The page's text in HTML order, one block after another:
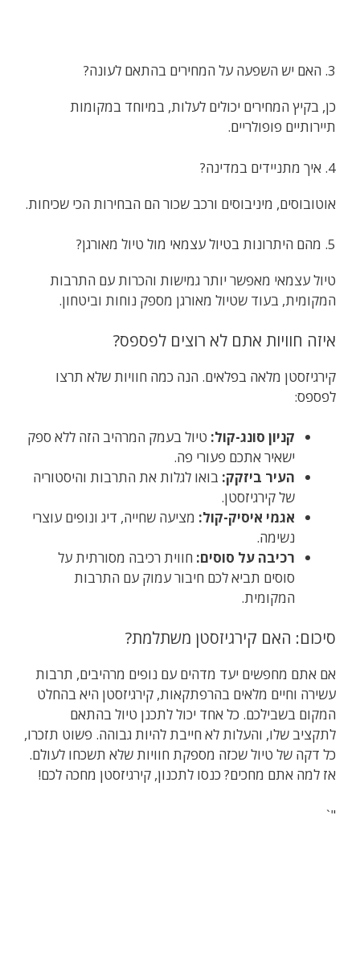
3. האם יש השפעה על המחירים בהתאם לעונה?
כן, בקיץ המחירים יכולים לעלות, במיוחד במקומות
תיירותיים פופולריים.
4. איך מתניידים במדינה?
אוטובוסים, מיניבוסים ורכב שכור הם הבחירות הכי שכיחות.
5. מהם היתרונות בטיול עצמאי מול טיול מאורגן?
טיול עצמאי מאפשר יותר גמישות והכרות עם התרבות
המקומית, בעוד שטיול מאורגן מספק נוחות וביטחון.
איזה חוויות אתם לא רוצים לפספס?
קירגיזסטן מלאה בפלאים. הנה כמה חוויות שלא תרצו
לפספס:
קניון סונג-קול: טיול בעמק המרהיב הזה ללא ספק
ישאיר אתכם פעורי פה.
העיר ביזקק: בואו לגלות את התרבות והיסטוריה
של קירגיזסטן.
אגמי איסיק-קול: מציעה שחייה, דיג ונופים עוצרי
נשימה.
רכיבה על סוסים: חווית רכיבה מסורתית על
סוסים תביא לכם חיבור עמוק עם התרבות
המקומית.
סיכום: האם קירגיזסטן משתלמת?
אם אתם מחפשים יעד מדהים עם נופים מרהיבים, תרבות
עשירה וחיים מלאים בהרפתקאות, קירגיזסטן היא בהחלט
המקום בשבילכם. כל אחד יכול לתכנן טיול בהתאם
לתקציב שלו, והעלות לא חייבת להיות גבוהה. פשוט תזכרו,
כל דקה של טיול שכזה מספקת חוויות שלא תשכחו לעולם.
אז למה אתם מחכים? כנסו לתכנון, קירגיזסטן מחכה לכם!
"`